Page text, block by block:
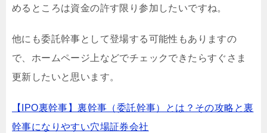
めるところは資金の許す限り参加したいですね。
他にも委託幹事として登場する可能性もありますの
で、ホームページ上などでチェックできたらすぐさま
更新したいと思います。
【IPO裏幹事】裏幹事（委託幹事）とは？その攻略と裏
幹事になりやすい穴場証券会社